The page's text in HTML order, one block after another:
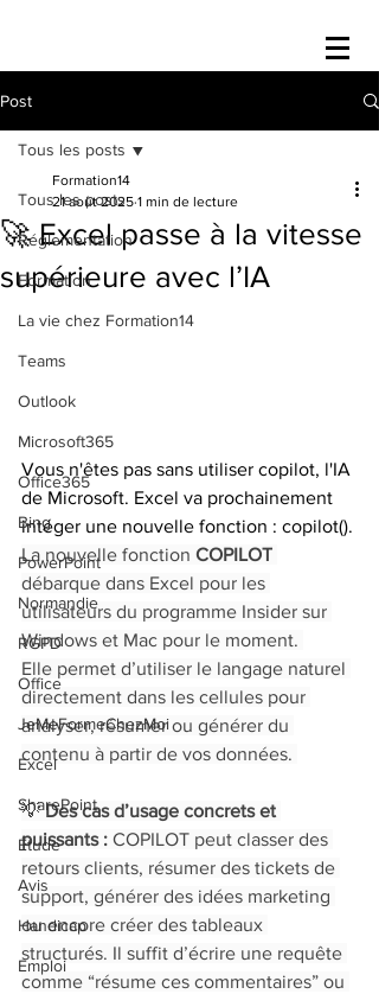
Post
Tous les posts
Réglementation
Formation
La vie chez Formation14
Teams
Outlook
Microsoft365
Office365
Bing
PowerPoint
Normandie
RGPD
Office
JeMeFormeChezMoi
Excel
SharePoint
Étude
Avis
Handicap
Emploi
Tous les posts
🚀 Excel passe à la vitesse
supérieure avec l’IA
Formation14
21 août 2025 1 min de lecture
Vous n'êtes pas sans utiliser copilot, l'IA
de Microsoft. Excel va prochainement
intéger une nouvelle fonction : copilot().
La nouvelle fonction COPILOT
débarque dans Excel pour les
utilisateurs du programme Insider sur
Windows et Mac pour le moment.
Elle permet d’utiliser le langage naturel
directement dans les cellules pour
analyser, résumer ou générer du
contenu à partir de vos données.
💡 Des cas d’usage concrets et
puissants : COPILOT peut classer des
retours clients, résumer des tickets de
support, générer des idées marketing
ou encore créer des tableaux
structurés. Il suffit d’écrire une requête
comme “résume ces commentaires” ou